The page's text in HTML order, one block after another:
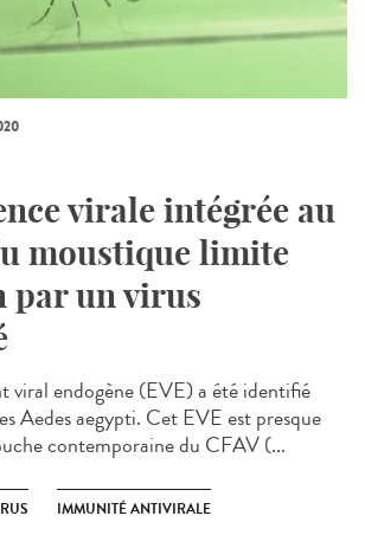
virale intégrée au
moustique limite
par un virus
viral endogène (EVE) a été identifié
Aedes aegypti. Cet EVE est presque
contemporaine du CFAV (...
IMMUNITÉ ANTIVIRALE